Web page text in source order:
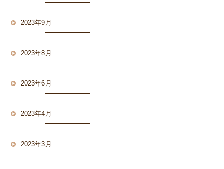
2023年9月
2023年8月
2023年6月
2023年4月
2023年3月